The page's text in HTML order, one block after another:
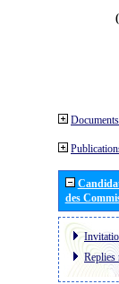
Documents
des
Replies